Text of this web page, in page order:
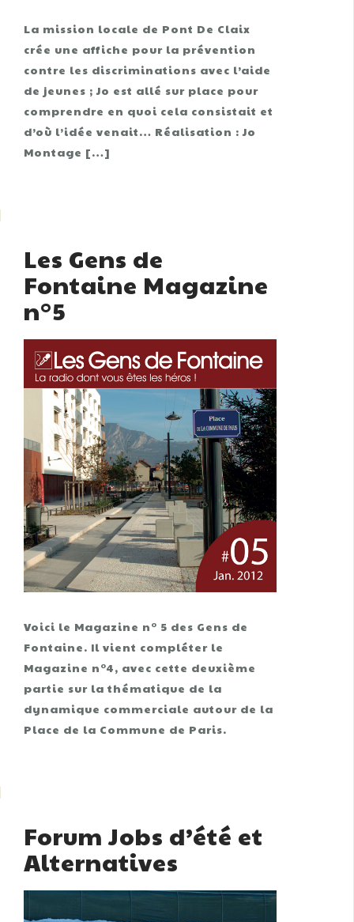
La mission locale de Pont De Claix
crée une affiche pour la prévention
contre les discriminations avec l’aide
de jeunes ; Jo est allé sur place pour
comprendre en quoi cela consistait et
d’où l’idée venait… Réalisation : Jo
Montage […]
Les Gens de
Fontaine Magazine
n°5
Voici le Magazine n° 5 des Gens de
Fontaine. Il vient compléter le
Magazine n°4, avec cette deuxième
partie sur la thématique de la
dynamique commerciale autour de la
Place de la Commune de Paris.
Forum Jobs d’été et
Alternatives